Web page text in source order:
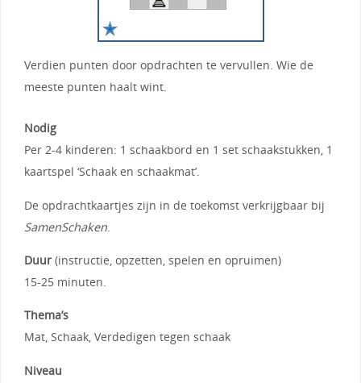
Verdien punten door opdrachten te vervullen. Wie de
meeste punten haalt wint.
Nodig
Per 2-4 kinderen: 1 schaakbord en 1 set schaakstukken, 1
kaartspel ‘Schaak en schaakmat’.
De opdrachtkaartjes zijn in de toekomst verkrijgbaar bij
SamenSchaken.
Duur(instructie, opzetten, spelen en opruimen)
15-25 minuten.
Thema’s
Mat, Schaak, Verdedigen tegen schaak
Niveau